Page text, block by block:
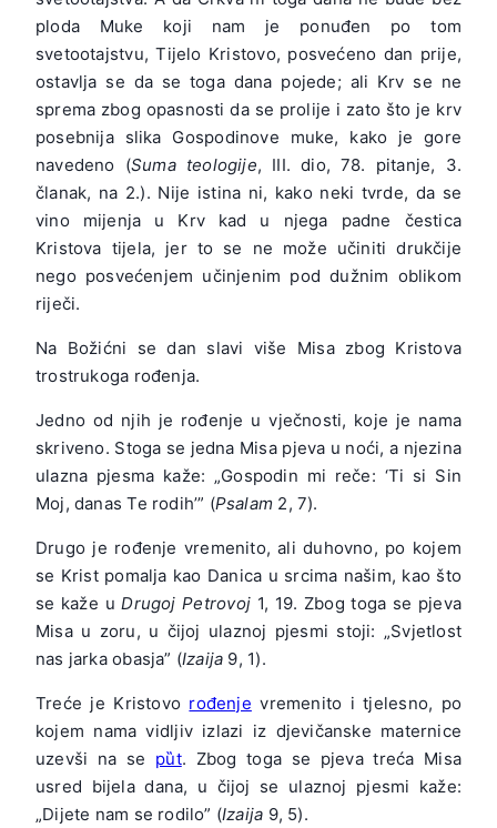
ploda Muke koji nam je ponuđen po tom
svetootajstvu, Tijelo Kristovo, posvećeno dan prije,
ostavlja se da se toga dana pojede; ali Krv se ne
sprema zbog opasnosti da se prolije i zato što je krv
posebnija slika Gospodinove muke, kako je gore
navedeno (Suma teologije, III. dio, 78. pitanje, 3.
članak, na 2.). Nije istina ni, kako neki tvrde, da se
vino mijenja u Krv kad u njega padne čestica
Kristova tijela, jer to se ne može učiniti drukčije
nego posvećenjem učinjenim pod dužnim oblikom
riječi.
Na Božićni se dan slavi više Misa zbog Kristova
trostrukoga rođenja.
Jedno od njih je rođenje u vječnosti, koje je nama
skriveno. Stoga se jedna Misa pjeva u noći, a njezina
ulazna pjesma kaže: „Gospodin mi reče: ‘Ti si Sin
Moj, danas Te rodih’” (Psalam 2, 7).
Drugo je rođenje vremenito, ali duhovno, po kojem
se Krist pomalja kao Danica u srcima našim, kao što
se kaže uDrugoj Petrovoj1, 19. Zbog toga se pjeva
Misa u zoru, u čijoj ulaznoj pjesmi stoji: „Svjetlost
nas jarka obasja” (Izaija 9, 1).
Treće je Kristovo rođenje vremenito i tjelesno, po
kojem nama vidljiv izlazi iz djevičanske maternice
uzevši na se pȕt. Zbog toga se pjeva treća Misa
usred bijela dana, u čijoj se ulaznoj pjesmi kaže:
„Dijete nam se rodilo” (Izaija 9, 5).